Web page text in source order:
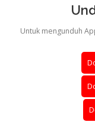
Untuk mengunduh